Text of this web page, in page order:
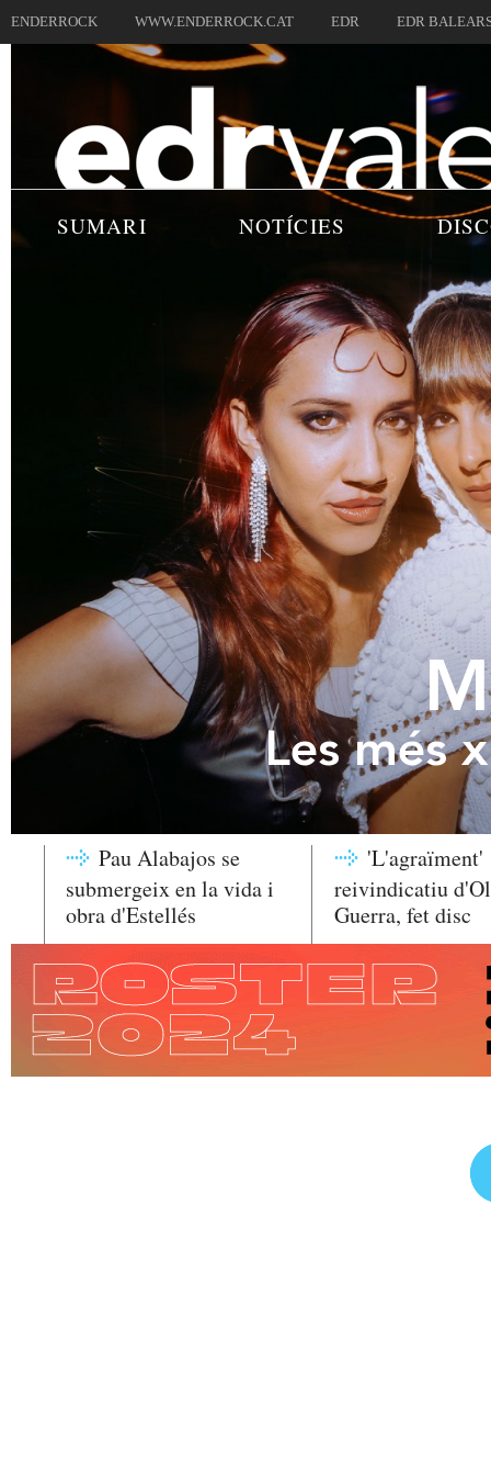
ENDERROCK WWW.ENDERROCK.CAT EDR EDR
SUMARI NOTÍCIES
Les més
Pau Alabajos se
submergeix en la vida i
obra d'Estellés
'L'agraïment'
reivindicatiu
Guerra, fet disc